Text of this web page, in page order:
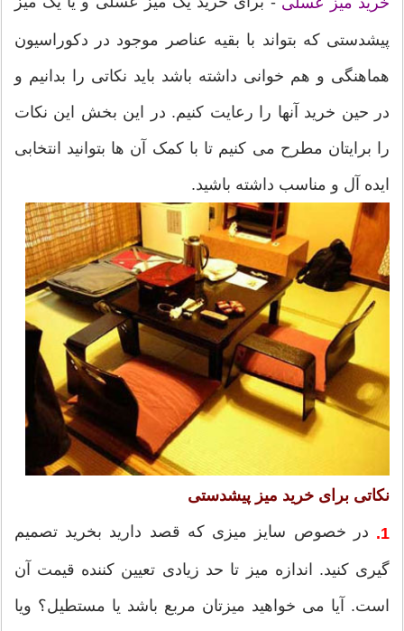
پیشدستی که بتواند با بقیه عناصر موجود در دکوراسیون
هماهنگی و هم خوانی داشته باشد باید نکاتی را بدانیم و
در حین خرید آنها را رعایت کنیم. در این بخش این نکات
را برایتان مطرح می کنیم تا با کمک آن ها بتوانید انتخابی
ایده آل و مناسب داشته باشید.
نکاتی برای خرید میز پیشدستی
1. در خصوص سایز میزی که قصد دارید بخرید تصمیم
گیری کنید. اندازه میز تا حد زیادی تعیین کننده قیمت آن
است. آیا می خواهید میزتان مربع باشد یا مستطیل؟ ویا